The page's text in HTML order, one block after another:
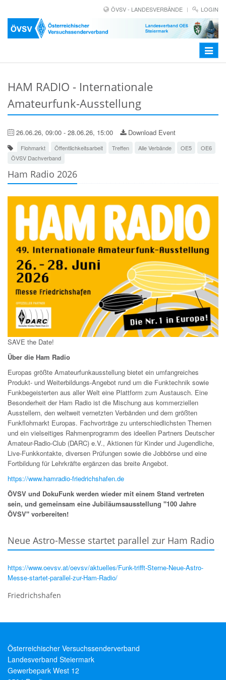
ÖVSV - LANDESVERBÄNDE LOGIN
Toggle
HAM RADIO - Internationale
Amateurfunk-Ausstellung
26.06.26, 09:00 - 28.06.26, 15:00 Download Event
Flohmarkt Öffentlichkeitsarbeit Treffen Alle Verbände OE5
OE6
ÖVSV Dachverband
Ham Radio 2026
SAVE the Date!
Über die Ham Radio
Europas größte Amateurfunkausstellung bietet ein umfangreiches
Produkt- und Weiterbildungs-Angebot rund um die Funktechnik sowie
Funkbegeisterten aus aller Welt eine Plattform zum Austausch. Eine
Besonderheit der Ham Radio ist die Mischung aus kommerziellen
Ausstellern, den weltweit vernetzten Verbänden und dem größten
Funkflohmarkt Europas. Fachvorträge zu unterschiedlichsten Themen
und ein vielseitiges Rahmenprogramm des ideellen Partners Deutscher
Amateur-Radio-Club (DARC) e.V., Aktionen für Kinder und Jugendliche,
Live-Funkkontakte, diversen Prüfungen sowie die Jobbörse und eine
Fortbildung für Lehrkräfte ergänzen das breite Angebot.
https://www.hamradio-friedrichshafen.de
ÖVSV und DokuFunk werden wieder mit einem Stand vertreten
sein, und gemeinsam eine Jubiläumsausstellung "100 Jahre
ÖVSV" vorbereiten!
Neue Astro-Messe startet parallel zur Ham Radio
https://www.oevsv.at/oevsv/aktuelles/Funk-trifft-Sterne-Neue-Astro-
Messe-startet-parallel-zur-Ham-Radio/
Friedrichshafen
Österreichischer Versuchssenderverband
Landesverband Steiermark
Gewerbepark West 12